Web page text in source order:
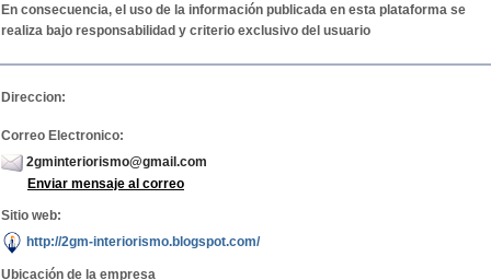
En consecuencia, el uso de la información publicada en esta plataforma se
realiza bajo responsabilidad y criterio exclusivo del usuario
Direccion:
Correo Electronico:
2gminteriorismo@gmail.com
Enviar mensaje al correo
Sitio web:
http://2gm-interiorismo.blogspot.com/
Ubicación de la empresa